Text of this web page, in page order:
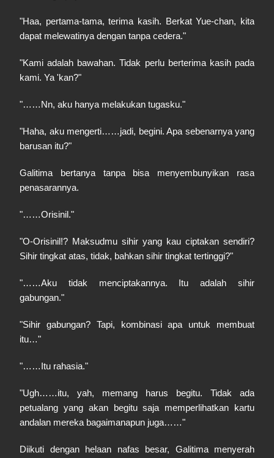
"Haa, pertama-tama, terima kasih. Berkat Yue-chan, kita
dapat melewatinya dengan tanpa cedera."
"Kami adalah bawahan. Tidak perlu berterima kasih pada
kami. Ya 'kan?"
"……Nn, aku hanya melakukan tugasku."
"Haha, aku mengerti……jadi, begini. Apa sebenarnya yang
barusan itu?"
Galitima bertanya tanpa bisa menyembunyikan rasa
penasarannya.
"……Orisinil."
"O-Orisinil!? Maksudmu sihir yang kau ciptakan sendiri?
Sihir tingkat atas, tidak, bahkan sihir tingkat tertinggi?"
"……Aku tidak menciptakannya. Itu adalah sihir
gabungan."
"Sihir gabungan? Tapi, kombinasi apa untuk membuat
itu…"
"……Itu rahasia."
"Ugh……itu, yah, memang harus begitu. Tidak ada
petualang yang akan begitu saja memperlihatkan kartu
andalan mereka bagaimanapun juga……"
Diikuti dengan helaan nafas besar, Galitima menyerah